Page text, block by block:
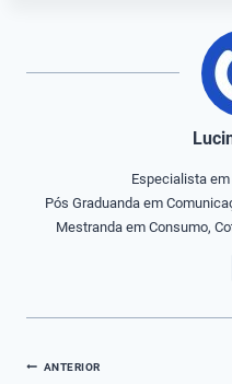
Especialista
Pós Graduanda em
Mestranda em Consumo,
Navegação
ANTERIOR